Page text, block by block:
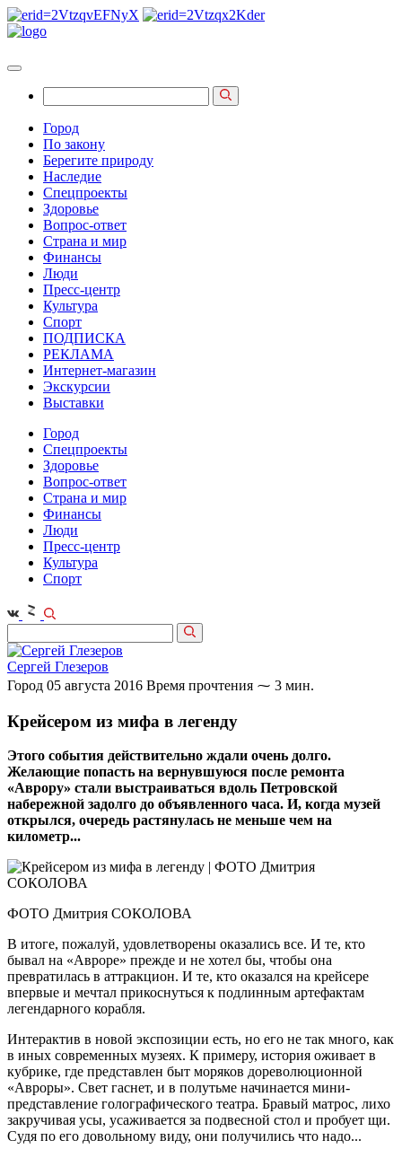
Город
По закону
Берегите природу
Наследие
Спецпроекты
Здоровье
Вопрос-ответ
Страна и мир
Финансы
Люди
Пресс-центр
Культура
Спорт
ПОДПИСКА
РЕКЛАМА
Интернет-магазин
Экскурсии
Выставки
Город
Спецпроекты
Здоровье
Вопрос-ответ
Страна и мир
Финансы
Люди
Пресс-центр
Культура
Спорт
Сергей Глезеров
Город 05 августа 2016 Время прочтения ⁓ 3 мин.
Крейсером из мифа в легенду
Этого события действительно ждали очень долго.
Желающие попасть на вернувшуюся после ремонта
«Аврору» стали выстраиваться вдоль Петровской
набережной задолго до объявленного часа. И, когда музей
открылся, очередь растянулась не меньше чем на
километр...
ФОТО Дмитрия СОКОЛОВА
В итоге, пожалуй, удовлетворены оказались все. И те, кто
бывал на «Авроре» прежде и не хотел бы, чтобы она
превратилась в аттракцион. И те, кто оказался на крейсере
впервые и мечтал прикоснуться к подлинным артефактам
легендарного корабля.
Интерактив в новой экспозиции есть, но его не так много, как
в иных современных музеях. К примеру, история оживает в
кубрике, где представлен быт моряков дореволюционной
«Авроры». Свет гаснет, и в полутьме начинается мини-
представление голографического театра. Бравый матрос, лихо
закручивая усы, усаживается за подвесной стол и пробует щи.
Судя по его довольному виду, они получились что надо...